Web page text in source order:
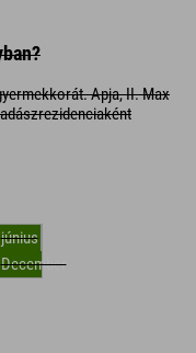
Apja, II. Max
június
December